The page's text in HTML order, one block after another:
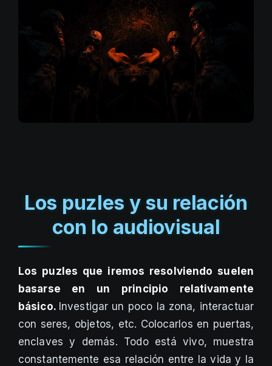
Los puzles y su relación
con lo audiovisual
Los puzles que iremos resolviendo suelen
basarse en un principio relativamente
básico. Investigar un poco la zona, interactuar
con seres, objetos, etc. Colocarlos en puertas,
enclaves y demás. Todo está vivo, muestra
constantemente esa relación entre la vida y la